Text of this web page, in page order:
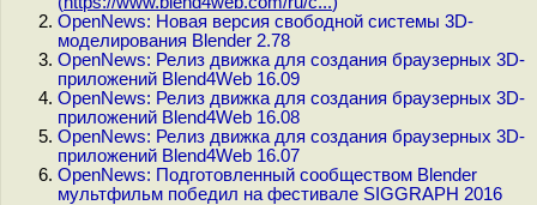
OpenNews: Новая версия свободной системы 3D-
моделирования Blender 2.78
OpenNews: Релиз движка для создания браузерных 3D-
приложений Blend4Web 16.09
OpenNews: Релиз движка для создания браузерных 3D-
приложений Blend4Web 16.08
OpenNews: Релиз движка для создания браузерных 3D-
приложений Blend4Web 16.07
OpenNews: Подготовленный сообществом Blender
мультфильм победил на фестивале SIGGRAPH 2016